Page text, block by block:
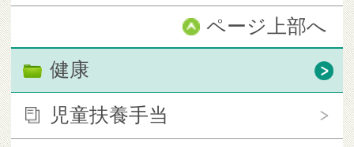
ページ上部へ
健康
児童扶養手当